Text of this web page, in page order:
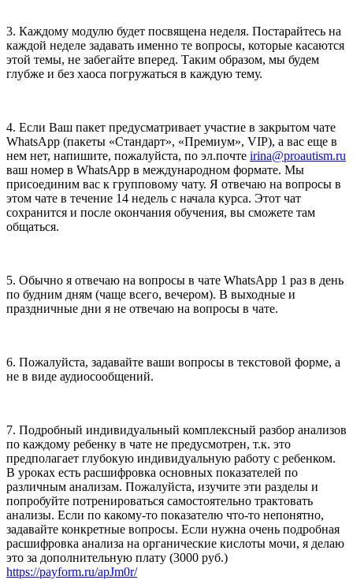
3. Каждому модулю будет посвящена неделя. Постарайтесь на
каждой неделе задавать именно те вопросы, которые касаются
этой темы, не забегайте вперед. Таким образом, мы будем
глубже и без хаоса погружаться в каждую тему.
4. Если Ваш пакет предусматривает участие в закрытом чате
WhatsApp (пакеты «Стандарт», «Премиум», VIP), а вас еще в
нем нет, напишите, пожалуйста, по эл.почте irina@proautism.ru
ваш номер в WhatsApp в международном формате. Мы
присоединим вас к групповому чату. Я отвечаю на вопросы в
этом чате в течение 14 недель с начала курса. Этот чат
сохранится и после окончания обучения, вы сможете там
общаться.
5. Обычно я отвечаю на вопросы в чате WhatsApp 1 раз в день
по будним дням (чаще всего, вечером). В выходные и
праздничные дни я не отвечаю на вопросы в чате.
6. Пожалуйста, задавайте ваши вопросы в текстовой форме, а
не в виде аудиосообщений.
7. Подробный индивидуальный комплексный разбор анализов
по каждому ребенку в чате не предусмотрен, т.к. это
предполагает глубокую индивидуальную работу с ребенком.
В уроках есть расшифровка основных показателей по
различным анализам. Пожалуйста, изучите эти разделы и
попробуйте потренироваться самостоятельно трактовать
анализы. Если по какому-то показателю что-то непонятно,
задавайте конкретные вопросы. Если нужна очень подробная
расшифровка анализа на органические кислоты мочи, я делаю
это за дополнительную плату (3000 руб.)
https://payform.ru/apJm0r/